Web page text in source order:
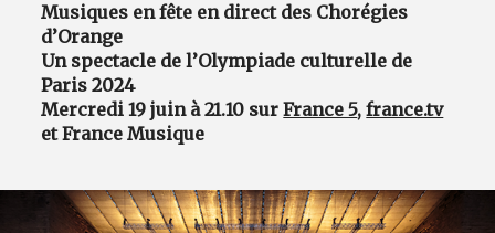
Musiques en fête en direct des Chorégies
d’Orange
Un spectacle de l’Olympiade culturelle de
Paris 2024
Mercredi 19 juin à 21.10 surFrance 5,france.tv
et France Musique